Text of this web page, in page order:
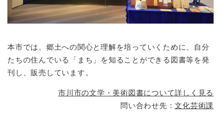
本市では、郷土への関心と理解を培っていくために、自分
たちの住んでいる「まち」を知ることができる図書等を発
刊し、販売しています。
市川市の文学・美術図書について詳しく見る
問い合わせ先：文化芸術課